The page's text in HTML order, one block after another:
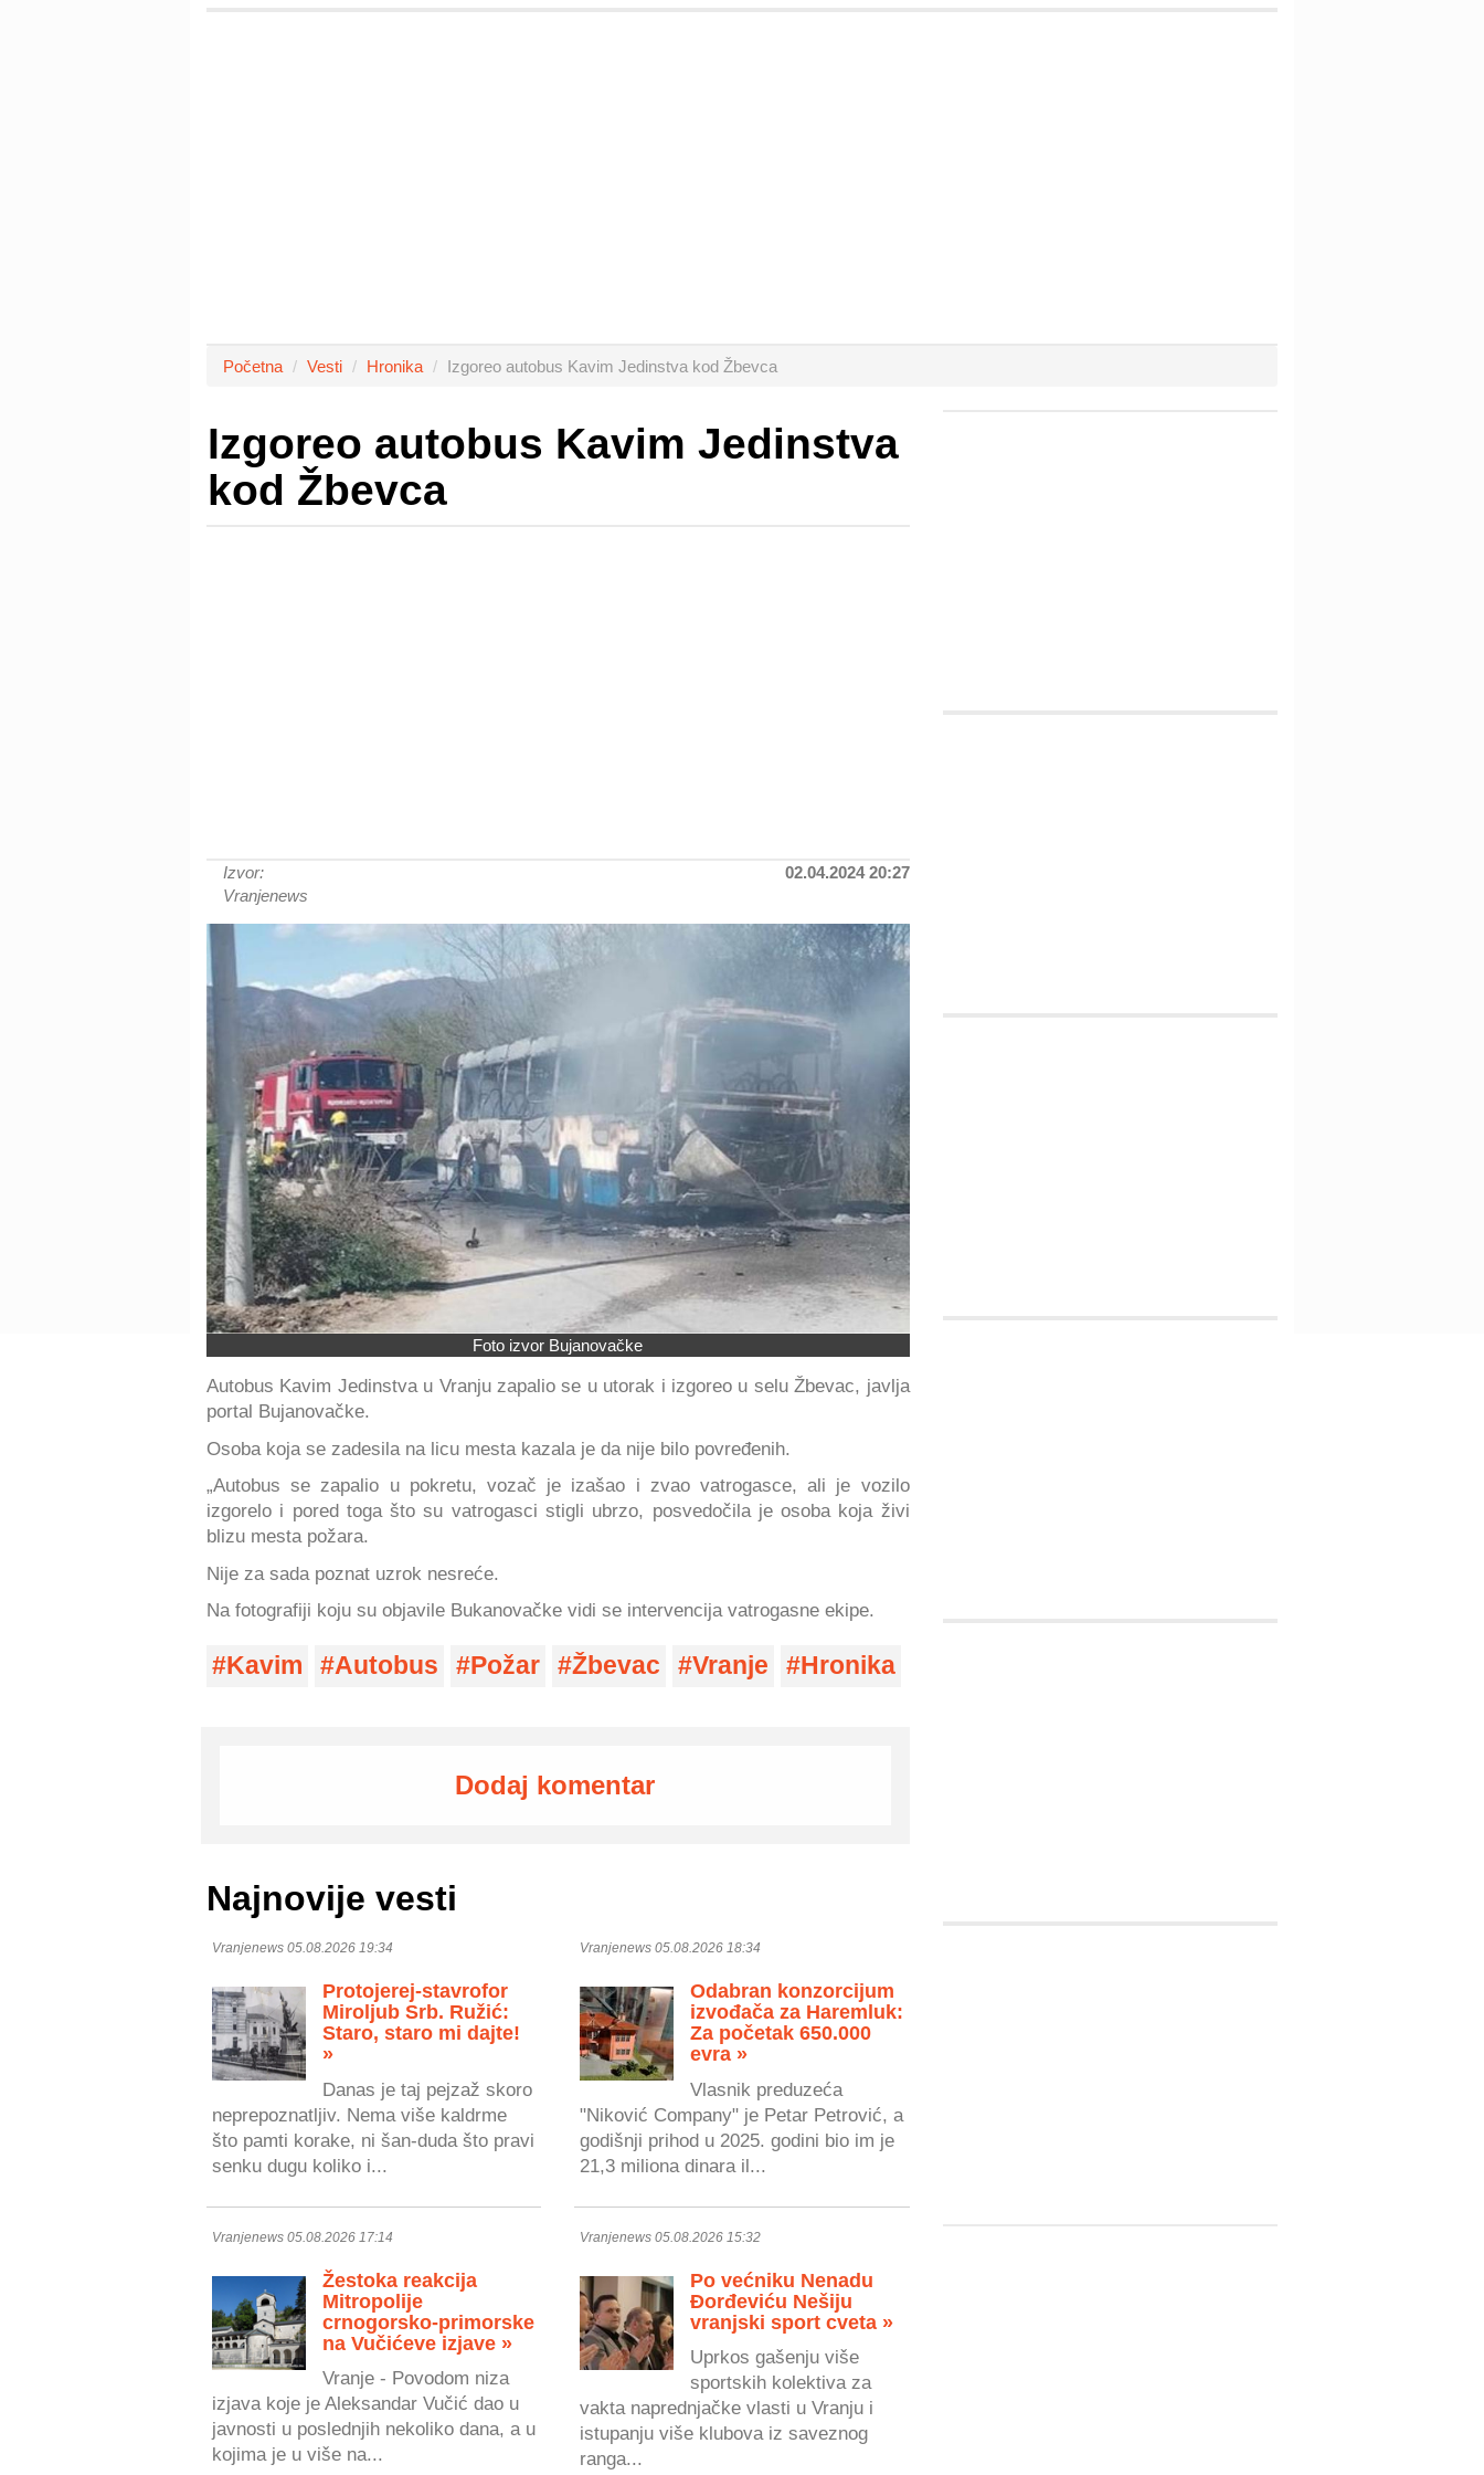
Početna Vesti Hronika Izgoreo autobus Kavim Jedinstva kod Žbevca
Izgoreo autobus Kavim Jedinstva
kod Žbevca
Izvor:
Vranjenews
02.04.2024 20:27
Foto izvor Bujanovačke
Autobus Kavim Jedinstva u Vranju zapalio se u utorak i izgoreo u selu Žbevac, javlja
portal Bujanovačke.
Osoba koja se zadesila na licu mesta kazala je da nije bilo povređenih.
„Autobus se zapalio u pokretu, vozač je izašao i zvao vatrogasce, ali je vozilo
izgorelo i pored toga što su vatrogasci stigli ubrzo, posvedočila je osoba koja živi
blizu mesta požara.
Nije za sada poznat uzrok nesreće.
Na fotografiji koju su objavile Bukanovačke vidi se intervencija vatrogasne ekipe.
Kavim Autobus Požar Žbevac Vranje Hronika
Dodaj komentar
Najnovije vesti
Vranjenews 05.08.2026 19:34
Protojerej-stavrofor
Miroljub Srb. Ružić:
Staro, staro mi dajte!
»
Danas je taj pejzaž skoro
neprepoznatljiv. Nema više kaldrme
što pamti korake, ni šan-duda što pravi
senku dugu koliko i...
Vranjenews 05.08.2026 18:34
Odabran konzorcijum
izvođača za Haremluk:
Za početak 650.000
evra »
Vlasnik preduzeća
"Niković Company" je Petar Petrović, a
godišnji prihod u 2025. godini bio im je
21,3 miliona dinara il...
Vranjenews 05.08.2026 17:14
Žestoka reakcija
Mitropolije
crnogorsko-primorske
na Vučićeve izjave »
Vranje - Povodom niza
izjava koje je Aleksandar Vučić dao u
javnosti u poslednjih nekoliko dana, a u
kojima je u više na...
Vranjenews 05.08.2026 15:32
Po većniku Nenadu
Đorđeviću Nešiju
vranjski sport cveta »
Uprkos gašenju više
sportskih kolektiva za
vakta naprednjačke vlasti u Vranju i
istupanju više klubova iz saveznog
ranga...